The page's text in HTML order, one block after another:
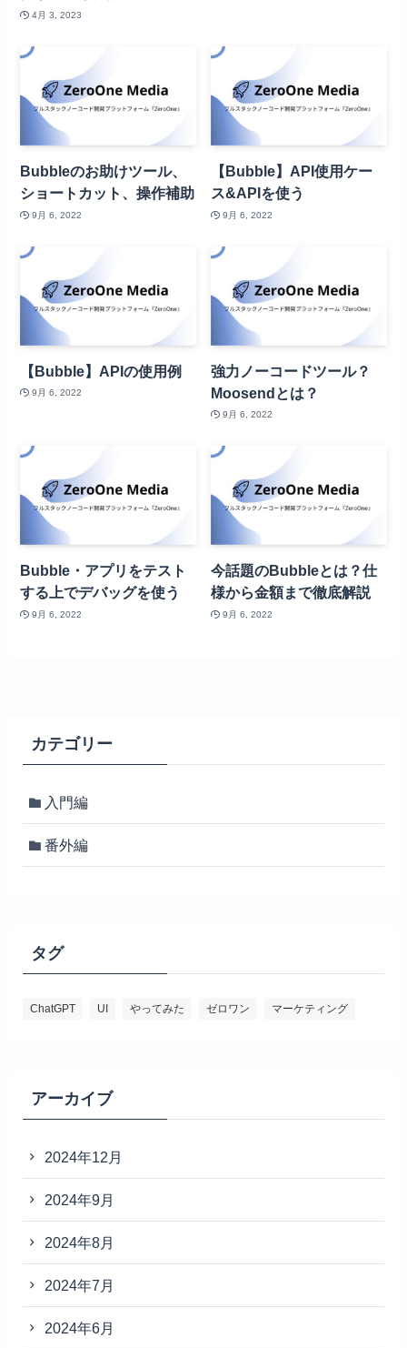
4月 3, 2023
Bubbleのお助けツール、
ショートカット、操作補助
9月 6, 2022
【Bubble】API使用ケー
ス&APIを使う
9月 6, 2022
【Bubble】APIの使用例
9月 6, 2022
強力ノーコードツール？
Moosendとは？
9月 6, 2022
Bubble・アプリをテスト
する上でデバッグを使う
9月 6, 2022
今話題のBubbleとは？仕
様から金額まで徹底解説
9月 6, 2022
カテゴリー
入門編
番外編
タグ
ChatGPT UI やってみた ゼロワン マーケティング
アーカイブ
2024年12月
2024年9月
2024年8月
2024年7月
2024年6月